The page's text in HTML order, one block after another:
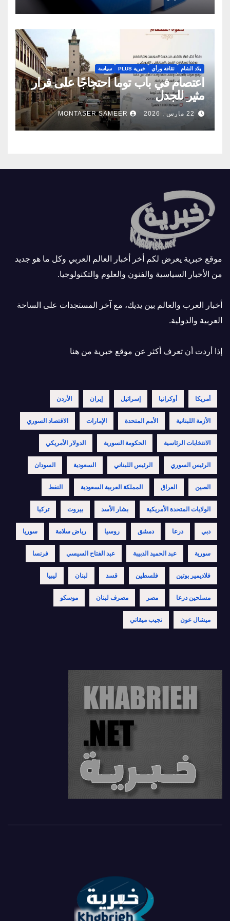
بلاد الشام ثقافة ورأي خبرية PLUS سياسة
اعتصام في باب توما احتجاجًا على قرار
مثير للجدل
22 مارس , 2026 MONTASER SAMEER
موقع خبرية يعرض لكم أخر أخبار العالم العربي وكل ما هو جديد
من الأخبار السياسية والفنون والعلوم والتكنولوجيا.
أخبار العرب والعالم بين يديك، مع آخر المستجدات على الساحة
العربية والدولية.
إذا أردت أن تعرف أكثر عن موقع خبرية من هنا
أمريكا أوكرانيا إسرائيل إيران الأردن
الأزمة اللبنانية الأمم المتحدة الإمارات الاقتصاد السوري
الانتخابات الرئاسية الحكومة السورية الدولار الأمريكي
الرئيس السوري الرئيس اللبناني السعودية السودان
الصين العراق المملكة العربية السعودية النفط
الولايات المتحدة الأمريكية بشار الأسد بيروت تركيا
دبي درعا دمشق روسيا رياض سلامة سوريا
سورية عبد الحميد الدبيبة عبد الفتاح السيسي فرنسا
فلاديمير بوتين فلسطين قسد لبنان ليبيا
مسلحين درعا مصر مصرف لبنان موسكو
ميشال عون نجيب ميقاتي